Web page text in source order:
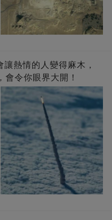
熱情的人變得麻木，
令你眼界大開！